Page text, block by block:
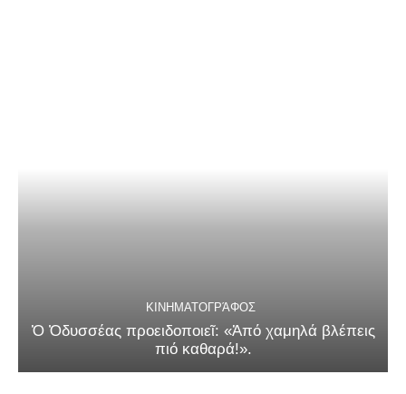
ΚΙΝΗΜΑΤΟΓΡΆΦΟΣ
Ὁ Ὀδυσσέας προειδοποιεῖ: «Ἀπό χαμηλά βλέπεις
πιό καθαρά!».